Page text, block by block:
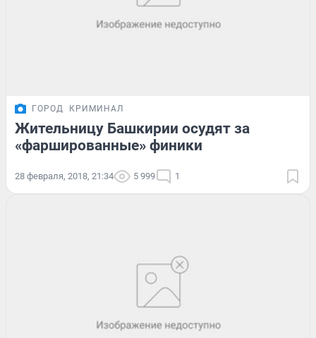
ГОРОД КРИМИНАЛ
Жительницу Башкирии осудят за
«фаршированные» финики
28 февраля, 2018, 21:34 5 999 1